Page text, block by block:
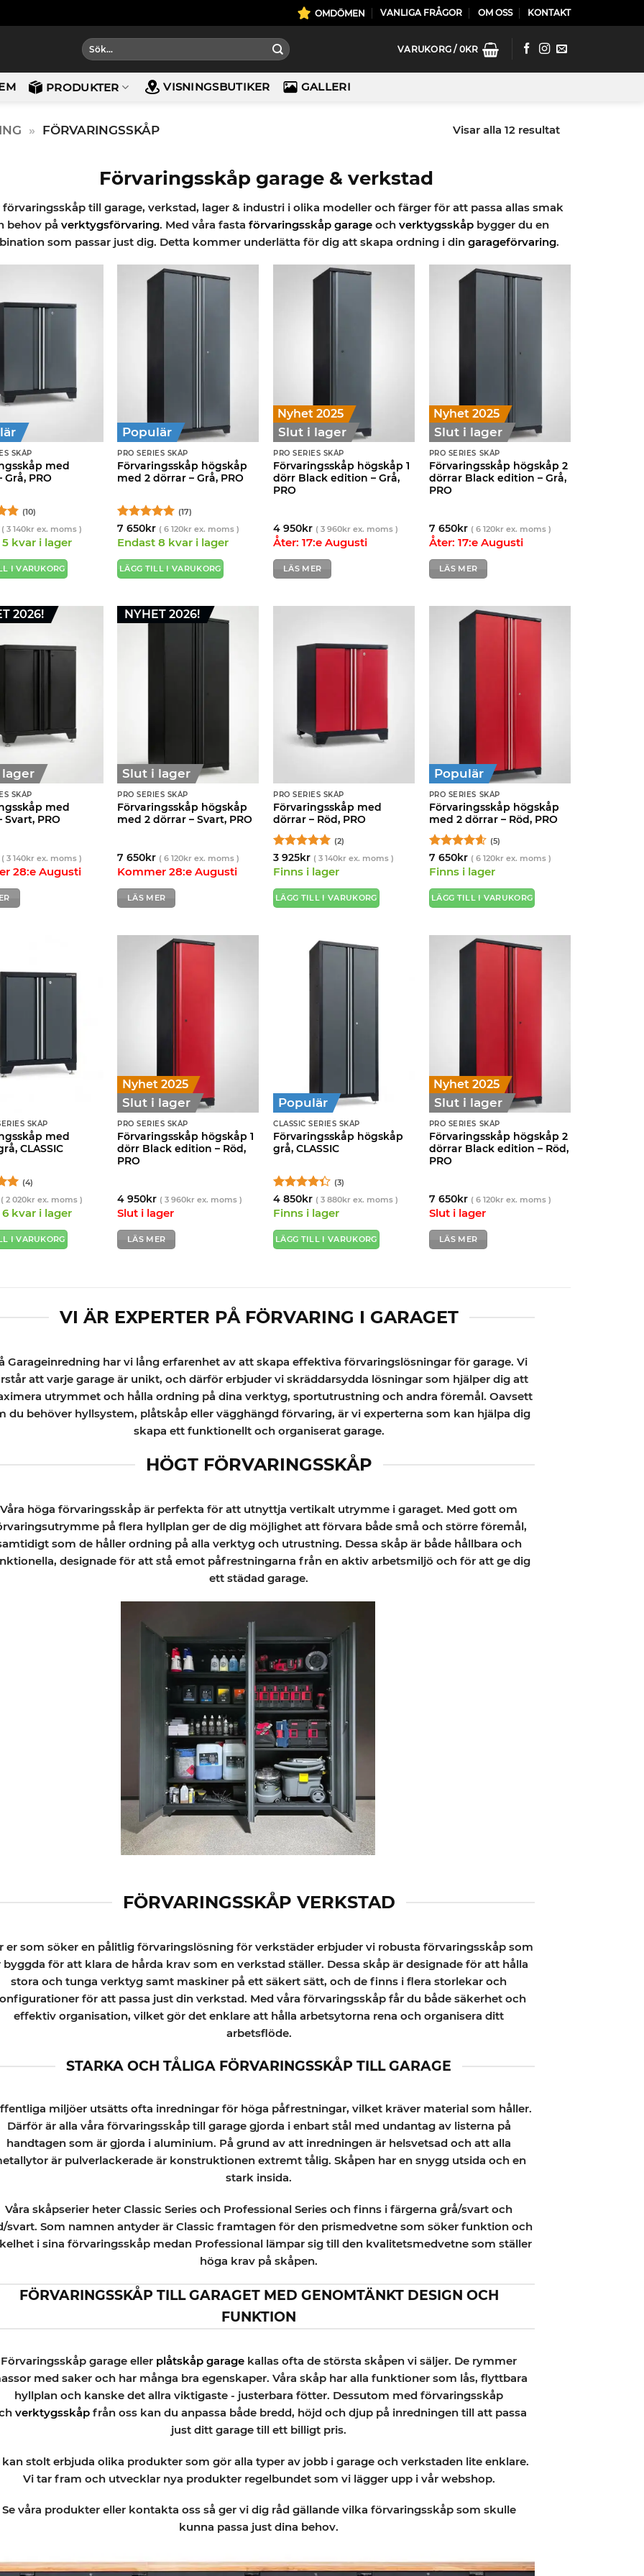
OMDÖMEN VANLIGA FRÅGOR OM OSS KONTAKT
Sök
efter:
VARUKORG / 0KR
PRODUKTER VISNINGSBUTIKER GALLERI
» FÖRVARINGSSKÅP Visar alla 12 resultat
Förvaringsskåp garage & verkstad
förvaringsskåp till garage, verkstad, lager & industri i olika modeller och färger för att passa allas smak
behov på verktygsförvaring. Med våra fasta förvaringsskåp garageoch verktygsskåpbygger du en
som passar just dig. Detta kommer underlätta för dig att skapa ordning i din garageförvaring.
SKÅP
med
Grå, PRO
(10)
(3 140kr ex. moms )
kvar i lager
I VARUKORG
Populär
PRO SERIES SKÅP
Förvaringsskåp högskåp
med 2 dörrar – Grå, PRO
Betygsatt5
av 5
(17)
7 650kr (6 120kr ex. moms )
Endast 8 kvar i lager
LÄGG TILL I VARUKORG
Nyhet 2025
Slut i lager
PRO SERIES SKÅP
Förvaringsskåp högskåp 1
dörr Black edition – Grå,
PRO
4 950kr (3 960kr ex. moms )
Åter: 17:e Augusti
LÄS MER
Nyhet 2025
Slut i lager
PRO SERIES SKÅP
Förvaringsskåp högskåp 2
dörrar Black edition – Grå,
PRO
7 650kr ( 6 120krex. moms )
Åter: 17:e Augusti
LÄS MER
2026!
SKÅP
med
Svart, PRO
(3 140kr ex. moms )
28:e Augusti
NYHET 2026!
Slut i lager
PRO SERIES SKÅP
Förvaringsskåp högskåp
med 2 dörrar – Svart, PRO
7 650kr (6 120kr ex. moms )
Kommer 28:e Augusti
LÄS MER
PRO SERIES SKÅP
Förvaringsskåp med
dörrar – Röd, PRO
Betygsatt5
av 5
(2)
3 925kr (3 140kr ex. moms )
Finns i lager
LÄGG TILL I VARUKORG
Populär
PRO SERIES SKÅP
Förvaringsskåp högskåp
med 2 dörrar – Röd, PRO
Betygsatt
4.6av 5
(5)
7 650kr ( 6 120krex. moms )
Finns i lager
LÄGG TILL I VARUKORG
SKÅP
med
CLASSIC
5
(4)
(2 020kr ex. moms )
kvar i lager
I VARUKORG
Nyhet 2025
Slut i lager
PRO SERIES SKÅP
Förvaringsskåp högskåp 1
dörr Black edition – Röd,
PRO
4 950kr (3 960kr ex. moms )
Slut i lager
LÄS MER
Populär
CLASSIC SERIES SKÅP
Förvaringsskåp högskåp
grå, CLASSIC
Betygsatt
4.33av 5
(3)
4 850kr (3 880kr ex. moms )
Finns i lager
LÄGG TILL I VARUKORG
Nyhet 2025
Slut i lager
PRO SERIES SKÅP
Förvaringsskåp högskåp 2
dörrar Black edition – Röd,
PRO
7 650kr ( 6 120krex. moms )
Slut i lager
LÄS MER
VI ÄR EXPERTER PÅ FÖRVARING I GARAGET
Garageinredning har vi lång erfarenhet av att skapa effektiva förvaringslösningar för garage. Vi
att varje garage är unikt, och därför erbjuder vi skräddarsydda lösningar som hjälper dig att
utrymmet och hålla ordning på dina verktyg, sportutrustning och andra föremål. Oavsett
du behöver hyllsystem, plåtskåp eller vägghängd förvaring, är vi experterna som kan hjälpa dig
skapa ett funktionellt och organiserat garage.
HÖGT FÖRVARINGSSKÅP
Våra höga förvaringsskåp är perfekta för att utnyttja vertikalt utrymme i garaget. Med gott om
på flera hyllplan ger de dig möjlighet att förvara både små och större föremål,
som de håller ordning på alla verktyg och utrustning. Dessa skåp är både hållbara och
designade för att stå emot påfrestningarna från en aktiv arbetsmiljö och för att ge dig
ett städad garage.
FÖRVARINGSSKÅP VERKSTAD
er som söker en pålitlig förvaringslösning för verkstäder erbjuder vi robusta förvaringsskåp som
byggda för att klara de hårda krav som en verkstad ställer. Dessa skåp är designade för att hålla
stora och tunga verktyg samt maskiner på ett säkert sätt, och de finns i flera storlekar och
för att passa just din verkstad. Med våra förvaringsskåp får du både säkerhet och
effektiv organisation, vilket gör det enklare att hålla arbetsytorna rena och organisera ditt
arbetsflöde.
STARKA OCH TÅLIGA FÖRVARINGSSKÅP TILL GARAGE
miljöer utsätts ofta inredningar för höga påfrestningar, vilket kräver material som håller.
Därför är alla våra förvaringsskåp till garage gjorda i enbart stål med undantag av listerna på
handtagen som är gjorda i aluminium. På grund av att inredningen är helsvetsad och att alla
är pulverlackerade är konstruktionen extremt tålig. Skåpen har en snygg utsida och en
stark insida.
Våra skåpserier heter Classic Series och Professional Series och finns i färgerna grå/svart och
svart. Som namnen antyder är Classic framtagen för den prismedvetne som söker funktion och
i sina förvaringsskåp medan Professional lämpar sig till den kvalitetsmedvetne som ställer
höga krav på skåpen.
FÖRVARINGSSKÅP TILL GARAGET MED GENOMTÄNKT DESIGN OCH
FUNKTION
Förvaringsskåp garage eller plåtskåp garage kallas ofta de största skåpen vi säljer. De rymmer
med saker och har många bra egenskaper. Våra skåp har alla funktioner som lås, flyttbara
hyllplan och kanske det allra viktigaste - justerbara fötter. Dessutom med förvaringsskåp
verktygsskåpfrån oss kan du anpassa både bredd, höjd och djup på inredningen till att passa
just ditt garage till ett billigt pris.
kan stolt erbjuda olika produkter som gör alla typer av jobb i garage och verkstaden lite enklare.
Vi tar fram och utvecklar nya produkter regelbundet som vi lägger upp i vår webshop.
Se våra produkter eller kontakta oss så ger vi dig råd gällande vilka förvaringsskåp som skulle
kunna passa just dina behov.